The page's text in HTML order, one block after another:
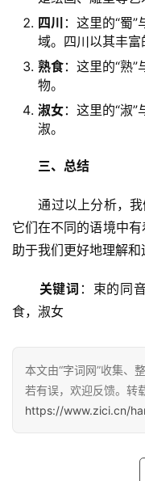
四川 ：这里的“蜀
域。四川以其丰富
熟食：这里的“熟
物。
淑女：这里的“淑
淑。
三、总结
通过以上分析，我
它们在不同的语境中
助于我们更好地理解和
关键词 ：束的同
食，淑女
本文由“字词网”收集、
若有误，欢迎反馈。转
https://www.zici.cn/